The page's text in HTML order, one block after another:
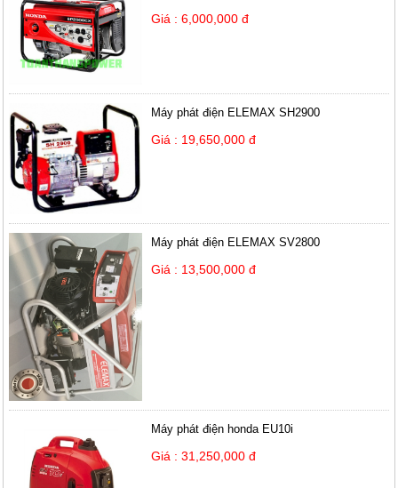
Giá : 6,000,000 đ
Máy phát điện ELEMAX SH2900
Giá : 19,650,000 đ
Máy phát điện ELEMAX SV2800
Giá : 13,500,000 đ
Máy phát điện honda EU10i
Giá : 31,250,000 đ